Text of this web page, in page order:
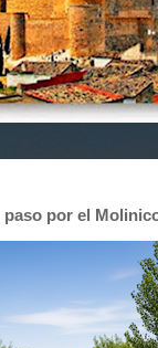
por el